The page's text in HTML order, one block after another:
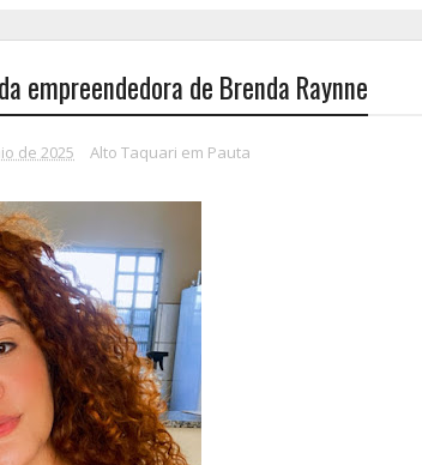
empreendedora de Brenda Raynne
de 2025 Alto Taquari em Pauta